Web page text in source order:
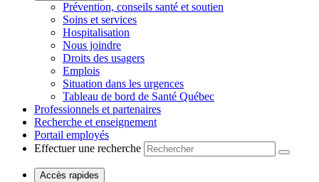
Prévention, conseils santé et soutien
Soins et services
Hospitalisation
Nous joindre
Droits des usagers
Emplois
Situation dans les urgences
Tableau de bord de Santé Québec
Professionnels et partenaires
Recherche et enseignement
Portail employés
Effectuer une recherche
Accès rapides